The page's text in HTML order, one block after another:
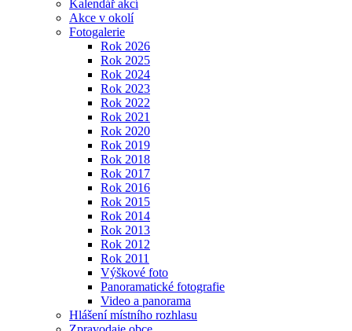
Kalendář akcí
Akce v okolí
Fotogalerie
Rok 2026
Rok 2025
Rok 2024
Rok 2023
Rok 2022
Rok 2021
Rok 2020
Rok 2019
Rok 2018
Rok 2017
Rok 2016
Rok 2015
Rok 2014
Rok 2013
Rok 2012
Rok 2011
Výškové foto
Panoramatické fotografie
Video a panorama
Hlášení místního rozhlasu